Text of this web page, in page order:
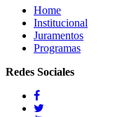
Home
Institucional
Juramentos
Programas
Redes Sociales